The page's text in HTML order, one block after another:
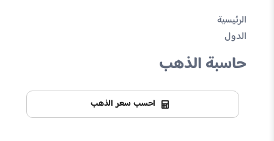
الرئيسية
الدول
حاسبة الذهب
احسب سعر الذهب